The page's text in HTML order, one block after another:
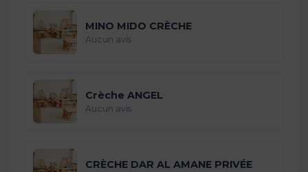
MINO MIDO CRÈCHE
Aucun avis
Crèche ANGEL
Aucun avis
CRÈCHE DAR AL AMANE PRIVÉE